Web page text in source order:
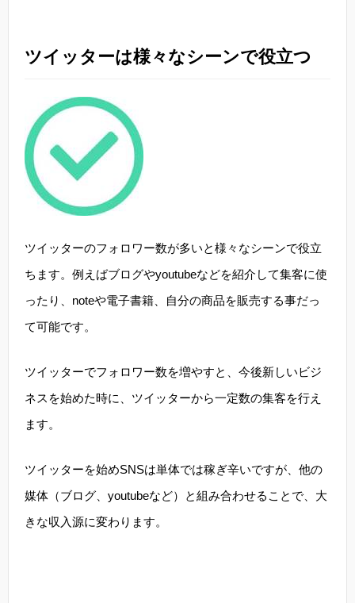
ツイッターは様々なシーンで役立つ
ツイッターのフォロワー数が多いと様々なシーンで役立
ちます。例えばブログやyoutubeなどを紹介して集客に使
ったり、noteや電子書籍、自分の商品を販売する事だっ
て可能です。
ツイッターでフォロワー数を増やすと、今後新しいビジ
ネスを始めた時に、ツイッターから一定数の集客を行え
ます。
ツイッターを始めSNSは単体では稼ぎ辛いですが、他の
媒体（ブログ、youtubeなど）と組み合わせることで、大
きな収入源に変わります。